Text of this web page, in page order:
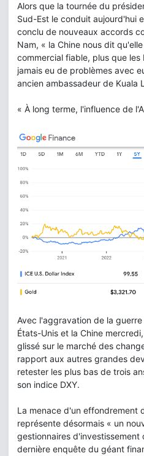
Alors que la tournée du
Sud-Est le conduit aujourd'hui
conclu de nouveaux accords
Nam, « la Chine nous dit
commercial fiable, plus que les
jamais eu de problèmes avec
ancien ambassadeur de Kuala
« À long terme, l'influence de
Avec l'aggravation de la
États-Unis et la Chine
glissé sur le marché des
rapport aux autres grandes
retester les plus bas de trois
son indice DXY.
La menace d'un effondrement
représente désormais « un
gestionnaires d'investissement
dernière enquête du géant